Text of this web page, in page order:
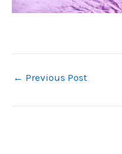
← Previous Post